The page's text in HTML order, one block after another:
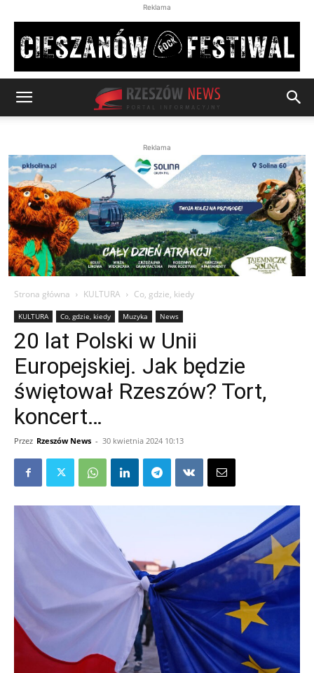
Reklama
Reklama
Strona główna KULTURA Co, gdzie, kiedy
KULTURA Co, gdzie, kiedy Muzyka News
20 lat Polski w Unii
Europejskiej. Jak będzie
świętował Rzeszów? Tort,
koncert…
Przez Rzeszów News - 30 kwietnia 2024 10:13